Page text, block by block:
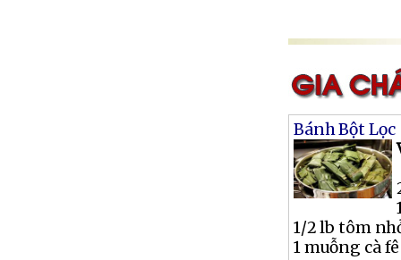
Bánh Bột Lọc
1/2 lb tôm
1 muỗng cà